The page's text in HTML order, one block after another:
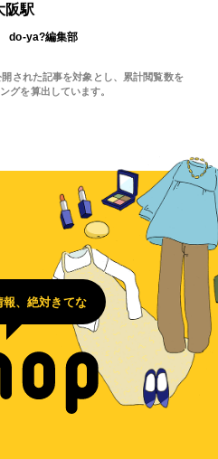
阪駅
do-ya?編集部
された記事を対象とし、累計閲覧数を
グを算出しています。
報、絶対きてな